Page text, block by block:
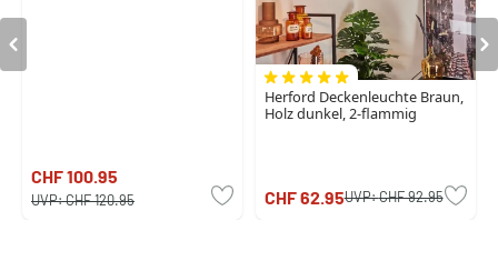
CHF 100.95
UVP:CHF 120.95
Herford Deckenleuchte Braun,
Holz dunkel, 2-flammig
CHF 62.95UVP:CHF 92.95